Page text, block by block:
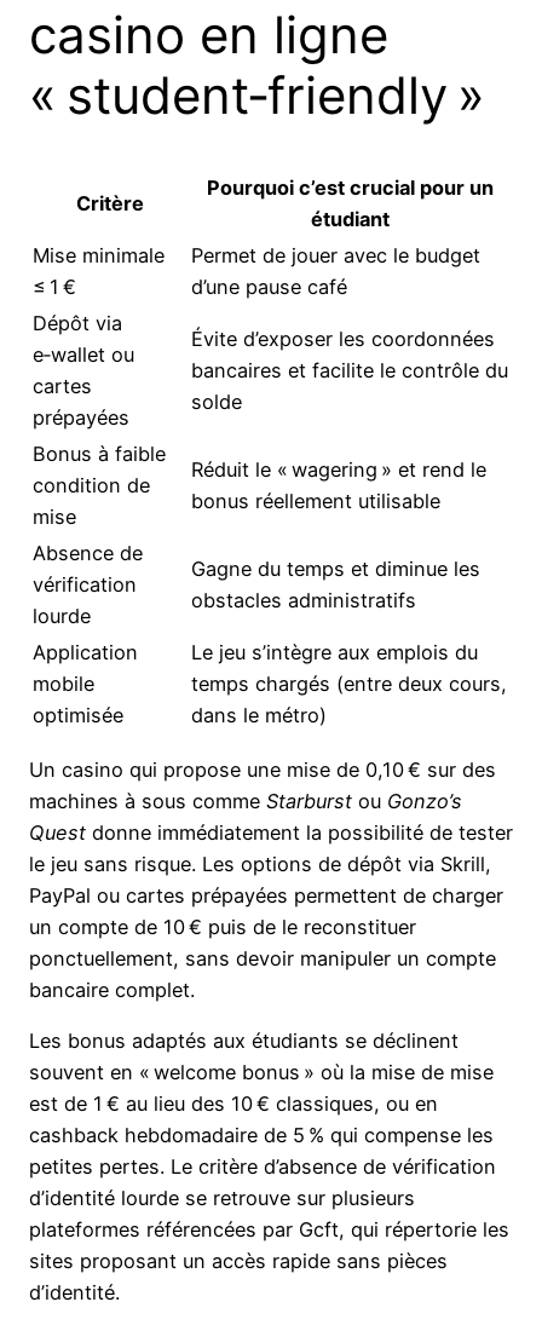
casino en ligne
« student‑friendly »
Critère
Pourquoi c’est crucial pour un
étudiant
Mise minimale
≤ 1 €
Permet de jouer avec le budget
d’une pause café
Dépôt via
e‑wallet ou
cartes
prépayées
Évite d’exposer les coordonnées
bancaires et facilite le contrôle du
solde
Bonus à faible
condition de
mise
Réduit le « wagering » et rend le
bonus réellement utilisable
Absence de
vérification
lourde
Gagne du temps et diminue les
obstacles administratifs
Application
mobile
optimisée
Le jeu s’intègre aux emplois du
temps chargés (entre deux cours,
dans le métro)
Un casino qui propose une mise de 0,10 € sur des
machines à sous comme Starburst ou Gonzo’s
Quest donne immédiatement la possibilité de tester
le jeu sans risque. Les options de dépôt via Skrill,
PayPal ou cartes prépayées permettent de charger
un compte de 10 € puis de le reconstituer
ponctuellement, sans devoir manipuler un compte
bancaire complet.
Les bonus adaptés aux étudiants se déclinent
souvent en « welcome bonus » où la mise de mise
est de 1 € au lieu des 10 € classiques, ou en
cashback hebdomadaire de 5 % qui compense les
petites pertes. Le critère d’absence de vérification
d’identité lourde se retrouve sur plusieurs
plateformes référencées par Gcft, qui répertorie les
sites proposant un accès rapide sans pièces
d’identité.